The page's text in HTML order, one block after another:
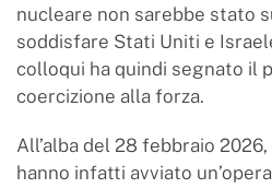
nucleare non sarebbe stato
soddisfare Stati Uniti e
colloqui ha quindi segnato il
coercizione alla forza.
All’alba del 28 febbraio
hanno infatti avviato